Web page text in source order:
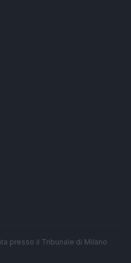
presso il Tribunale di Milano